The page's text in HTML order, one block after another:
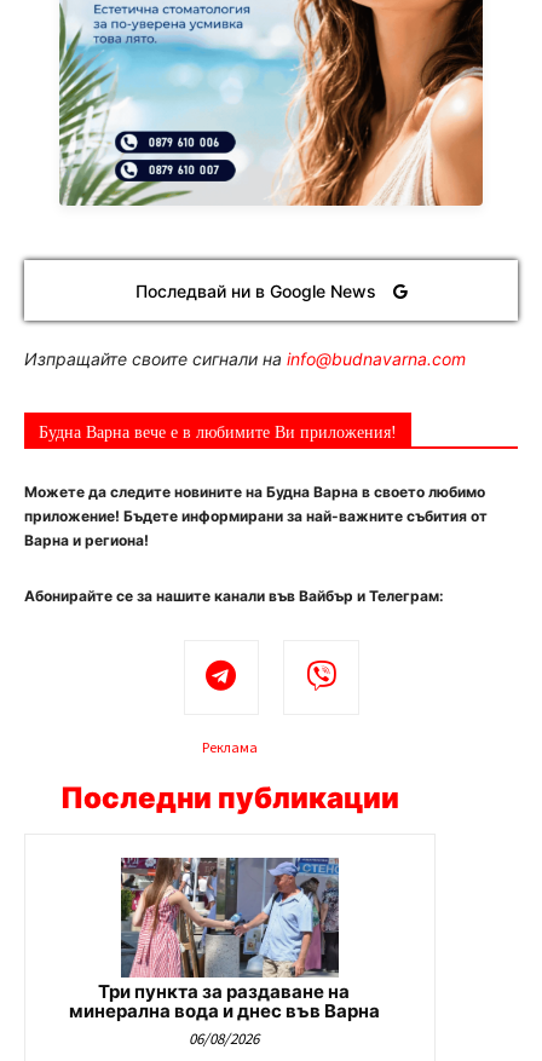
Последвай ни в Google News
Изпращайте своите сигнали на info@budnavarna.com
Будна Варна вече е в любимите Ви приложения!
Можете да следите новините на Будна Варна в своето любимо
приложение! Бъдете информирани за най-важните събития от
Варна и региона!
Абонирайте се за нашите канали във Вайбър и Телеграм:
Реклама
Последни публикации
Три пункта за раздаване на
минерална вода и днес във Варна
06/08/2026